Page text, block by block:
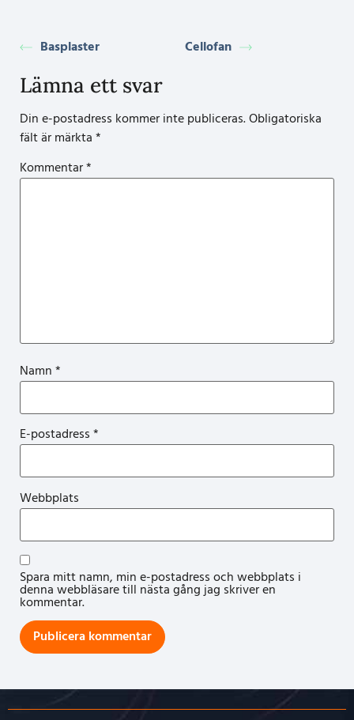
Basplaster Cellofan
Lämna ett svar
Din e-postadress kommer inte publiceras.Obligatoriska
fält är märkta*
Kommentar*
Namn*
E-postadress*
Webbplats
Spara mitt namn, min e-postadress och webbplats i
denna webbläsare till nästa gång jag skriver en
kommentar.